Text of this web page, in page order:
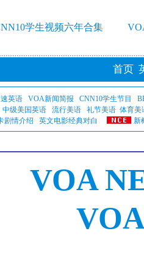
学生视频六年合集
首页
英语 VOA新闻简报 CNN10学生节目
中级美国英语 流行美语 礼节美语 体育美
剧情介绍 英文电影经典对白 新
VOA